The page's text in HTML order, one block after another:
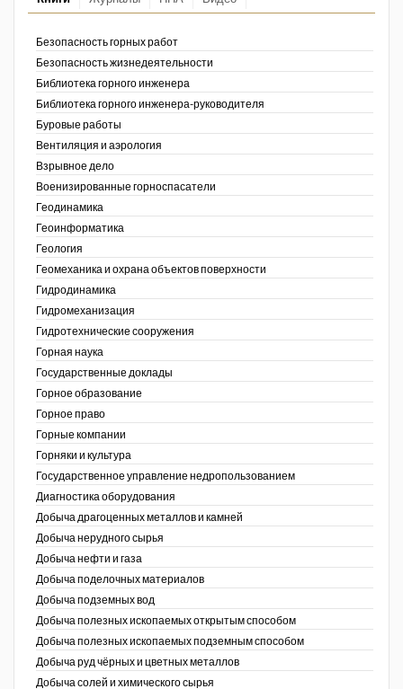
Безопасность горных работ
Безопасность жизнедеятельности
Библиотека горного инженера
Библиотека горного инженера-руководителя
Буровые работы
Вентиляция и аэрология
Взрывное дело
Военизированные горноспасатели
Геодинамика
Геоинформатика
Геология
Геомеханика и охрана объектов поверхности
Гидродинамика
Гидромеханизация
Гидротехнические сооружения
Горная наука
Государственные доклады
Горное образование
Горное право
Горные компании
Горняки и культура
Государственное управление недропользованием
Диагностика оборудования
Добыча драгоценных металлов и камней
Добыча нерудного сырья
Добыча нефти и газа
Добыча поделочных материалов
Добыча подземных вод
Добыча полезных ископаемых открытым способом
Добыча полезных ископаемых подземным способом
Добыча руд чёрных и цветных металлов
Добыча солей и химического сырья
Маркшейдерия и недропользование
Медицина катастроф
Минеральные ресурсы России
Нефтегазовые технологии
Нефтегазовая вертикаль
Разведка и охрана недр
Стандарт качества
Сфера. Нефть и газ
Уголь
Уголь Кузбасса
Химагрегаты
Электроэнергия. Передача и
распределение
Coal People Magazine